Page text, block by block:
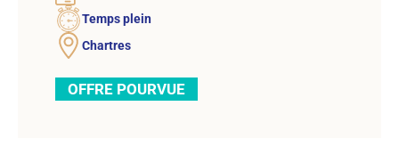
Temps plein
Chartres
OFFRE POURVUE